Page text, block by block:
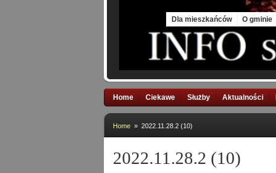
Dla mieszkańców O gminie
Home Ciekawe Służby Aktualności
Home » 2022.11.28.2 (10)
2022.11.28.2 (10)